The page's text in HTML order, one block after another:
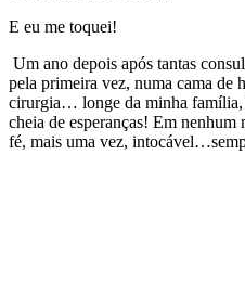
E eu me toquei!
Um ano depois após tantas
pela primeira vez, numa cama de
cirurgia… longe da minha família,
cheia de esperanças! Em
fé, mais uma vez,